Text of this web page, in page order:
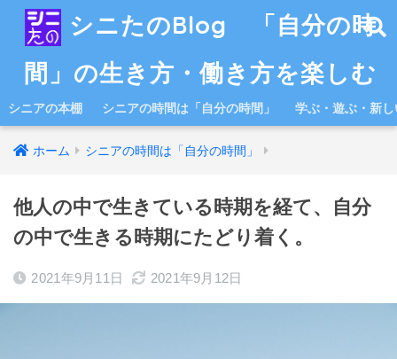
シニたのBlog 「自分の時
間」の生き方・働き方を楽しむ
シニアの本棚 シニアの時間は「自分の時間」 学ぶ・遊ぶ・新
ホーム シニアの時間は「自分の時間」
他人の中で生きている時期を経て、自分
の中で生きる時期にたどり着く。
2021年9月11日 2021年9月12日